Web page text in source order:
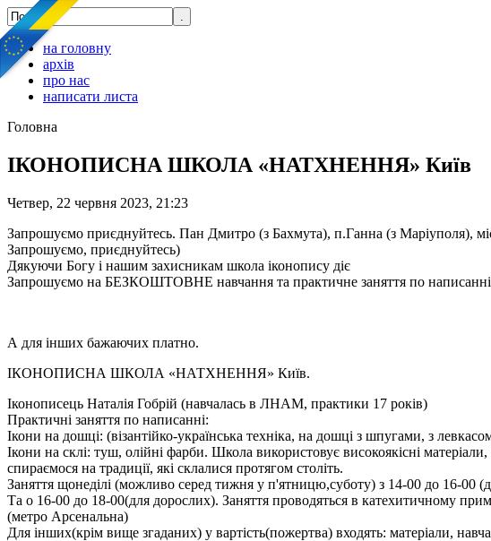
на головну
архів
про нас
написати листа
Головна
ІКОНОПИСНА ШКОЛА «НАТХНЕННЯ» Київ
Четвер, 22 червня 2023, 21:23
Запрошуємо приєднуйтесь. Пан Дмитро (з Бахмута), п.Ганна (з Маріуполя),
Запрошуємо, приєднуйтесь)
Дякуючи Богу і нашим захисникам школа іконопису діє
Запрошуємо на БЕЗКОШТОВНЕ навчання та практичне заняття по написанні
А для інших бажаючих платно.
ІКОНОПИСНА ШКОЛА «НАТХНЕННЯ» Київ.
Іконописець Наталія Гобрій (навчалась в ЛНАМ, практики 17 років)
Практичні заняття по написанні:
Ікони на дошці: (візантійко-українська техніка, на дошці з шпугами, з
Ікони на склі: туш, олійні фарби. Школа використовує високоякісні
спираємося на традиції, які склалися протягом століть.
Заняття щонеділі (можливо серед тижня у п'ятницю,суботу) з 14-00 до 16-00
Та о 16-00 до 18-00(для дорослих). Заняття проводяться в катехитичному
(метро Арсенальна)
Для інших(крім вище згаданих) у вартість(пожертва) входять: матеріали,